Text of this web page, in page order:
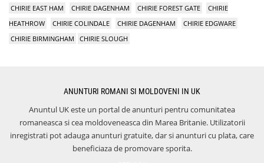
CHIRIE EAST HAM
CHIRIE DAGENHAM CHIRIE FOREST GATE
CHIRIE
HEATHROW
CHIRIE COLINDALE CHIRIE DAGENHAM
CHIRIE EDGWARE
CHIRIE BIRMINGHAM
CHIRIE SLOUGH
ANUNTURI ROMANI SI MOLDOVENI IN UK
Anuntul UK este un portal de anunturi pentru comunitatea
romaneasca si cea moldoveneasca din Marea Britanie. Utilizatorii
inregistrati pot adauga anunturi gratuite, dar si anunturi cu plata, care
beneficiaza de promovare sporita.